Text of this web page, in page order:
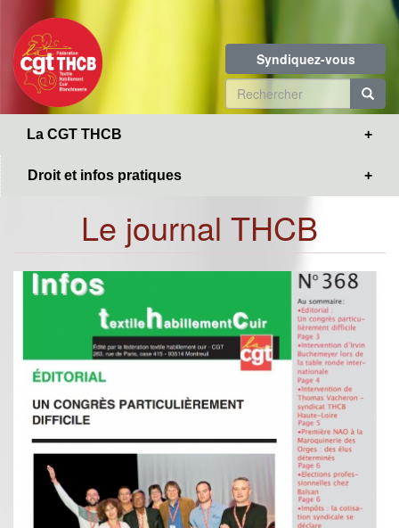
contenu
principal
Syndiquez-vous
Formulaire
de
La CGT THCB
Droit et infos pratiques
Le journal THCB